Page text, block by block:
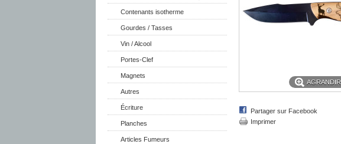
Contenants isotherme
Gourdes / Tasses
Vin / Alcool
Portes-Clef
Magnets
Autres
Écriture
Planches
Articles Fumeurs
AGRANDIR
Partager sur Facebook
Imprimer